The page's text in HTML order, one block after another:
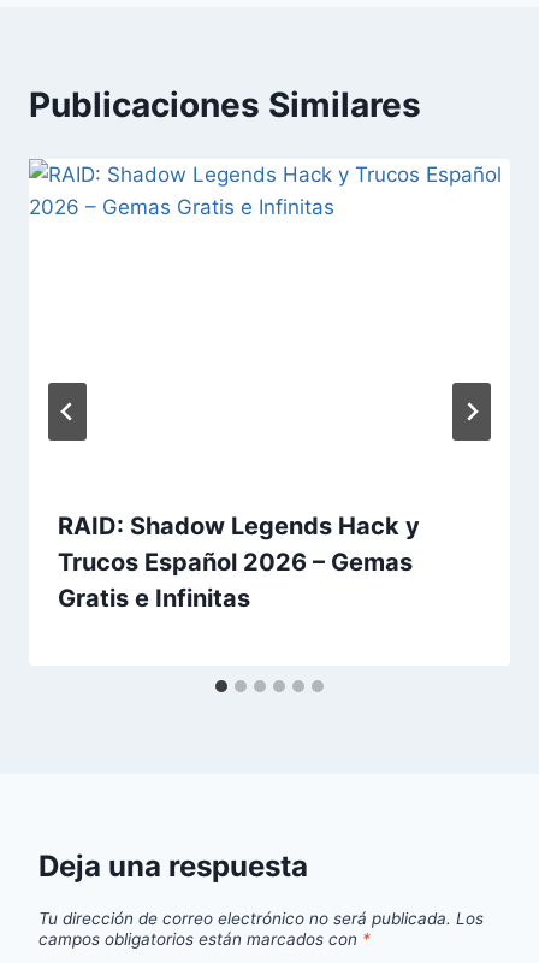
Publicaciones Similares
RAID: Shadow Legends Hack y
Trucos Español 2026 – Gemas
Gratis e Infinitas
Deja una respuesta
Tu dirección de correo electrónico no será publicada. Los
campos obligatorios están marcados con *